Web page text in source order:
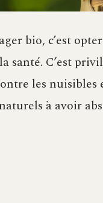
bio, c’est
santé. C’est
les nuisibles
à avoir